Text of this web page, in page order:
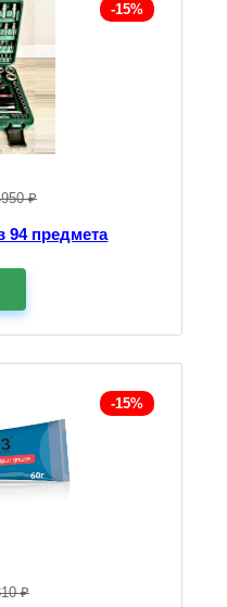
-15%
₽
94 предмета
-15%
₽